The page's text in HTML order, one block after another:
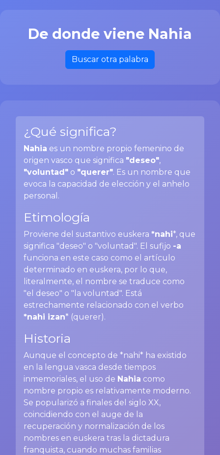
De donde viene Nahia
Buscar otra palabra
¿Qué significa?
Nahia es un nombre propio femenino de
origen vasco que significa "deseo",
"voluntad" o "querer". Es un nombre que
evoca la capacidad de elección y el anhelo
personal.
Etimología
Proviene del sustantivo euskera *nahi*, que
significa "deseo" o "voluntad". El sufijo -a
funciona en este caso como el artículo
determinado en euskera, por lo que,
literalmente, el nombre se traduce como
"el deseo" o "la voluntad". Está
estrechamente relacionado con el verbo
*nahi izan* (querer).
Historia
Aunque el concepto de *nahi* ha existido
en la lengua vasca desde tiempos
inmemoriales, el uso de Nahia como
nombre propio es relativamente moderno.
Se popularizó a finales del siglo XX,
coincidiendo con el auge de la
recuperación y normalización de los
nombres en euskera tras la dictadura
franquista, cuando muchas familias